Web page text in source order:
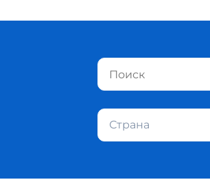
Страна